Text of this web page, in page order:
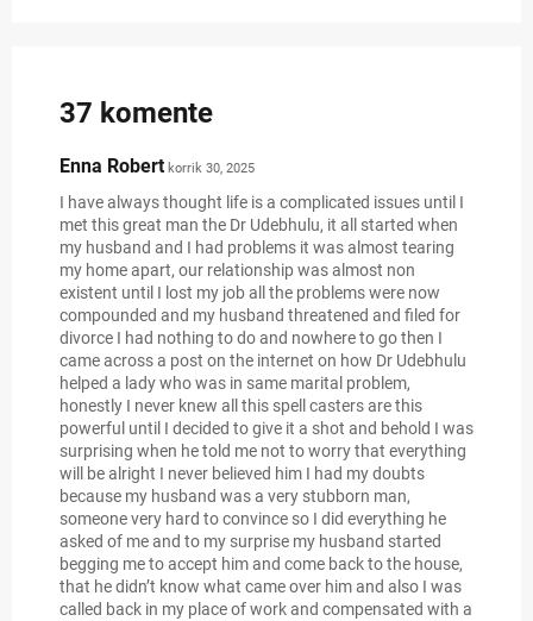
37 komente
Enna Robert korrik 30, 2025
I have always thought life is a complicated issues until I
met this great man the Dr Udebhulu, it all started when
my husband and I had problems it was almost tearing
my home apart, our relationship was almost non
existent until I lost my job all the problems were now
compounded and my husband threatened and filed for
divorce I had nothing to do and nowhere to go then I
came across a post on the internet on how Dr Udebhulu
helped a lady who was in same marital problem,
honestly I never knew all this spell casters are this
powerful until I decided to give it a shot and behold I was
surprising when he told me not to worry that everything
will be alright I never believed him I had my doubts
because my husband was a very stubborn man,
someone very hard to convince so I did everything he
asked of me and to my surprise my husband started
begging me to accept him and come back to the house,
that he didn’t know what came over him and also I was
called back in my place of work and compensated with a